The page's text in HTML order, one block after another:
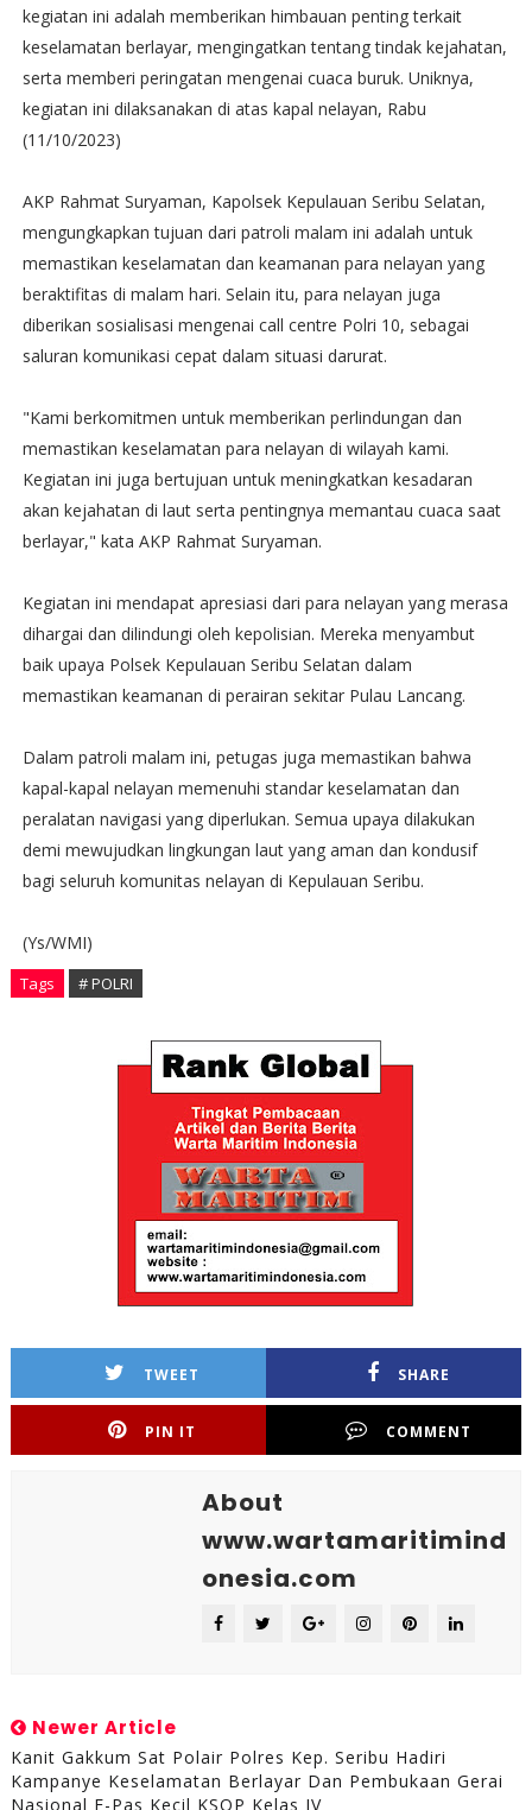
kegiatan ini adalah memberikan himbauan penting terkait
keselamatan berlayar, mengingatkan tentang tindak kejahatan,
serta memberi peringatan mengenai cuaca buruk. Uniknya,
kegiatan ini dilaksanakan di atas kapal nelayan, Rabu
(11/10/2023)
AKP Rahmat Suryaman, Kapolsek Kepulauan Seribu Selatan,
mengungkapkan tujuan dari patroli malam ini adalah untuk
memastikan keselamatan dan keamanan para nelayan yang
beraktifitas di malam hari. Selain itu, para nelayan juga
diberikan sosialisasi mengenai call centre Polri 10, sebagai
saluran komunikasi cepat dalam situasi darurat.
"Kami berkomitmen untuk memberikan perlindungan dan
memastikan keselamatan para nelayan di wilayah kami.
Kegiatan ini juga bertujuan untuk meningkatkan kesadaran
akan kejahatan di laut serta pentingnya memantau cuaca saat
berlayar," kata AKP Rahmat Suryaman.
Kegiatan ini mendapat apresiasi dari para nelayan yang merasa
dihargai dan dilindungi oleh kepolisian. Mereka menyambut
baik upaya Polsek Kepulauan Seribu Selatan dalam
memastikan keamanan di perairan sekitar Pulau Lancang.
Dalam patroli malam ini, petugas juga memastikan bahwa
kapal-kapal nelayan memenuhi standar keselamatan dan
peralatan navigasi yang diperlukan. Semua upaya dilakukan
demi mewujudkan lingkungan laut yang aman dan kondusif
bagi seluruh komunitas nelayan di Kepulauan Seribu.
(Ys/WMI)
Tags # POLRI
TWEET SHARE
PIN IT COMMENT
About
www.wartamaritimind
onesia.com
Newer Article
Kanit Gakkum Sat Polair Polres Kep. Seribu Hadiri
Kampanye Keselamatan Berlayar Dan Pembukaan Gerai
Nasional E-Pas Kecil KSOP Kelas IV